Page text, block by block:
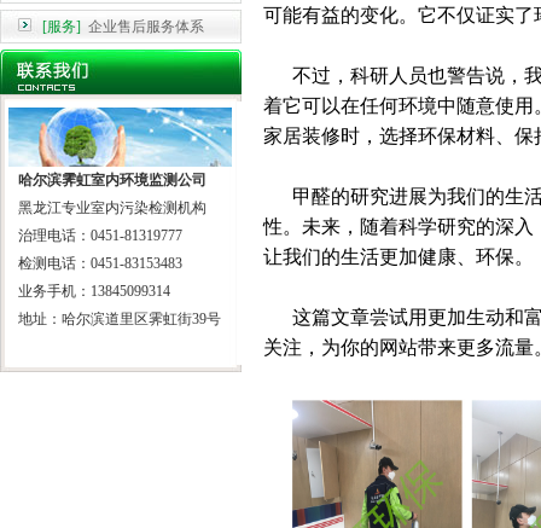
[服务] 企业售后服务体系
哈尔滨霁虹室内环境监测公司
黑龙江专业室内污染检测机构
治理电话：0451-81319777
检测电话：0451-83153483
业务手机：13845099314
地址：哈尔滨道里区霁虹街39号
可能有益的变化。它不仅证实
不过，科研人员也警告说，我
着它可以在任何环境中随意使
家居装修时，选择环保材料、
甲醛的研究进展为我们的生活
性。未来，随着科学研究的深
让我们的生活更加健康、环保。
这篇文章尝试用更加生动和富
关注，为你的网站带来更多流量